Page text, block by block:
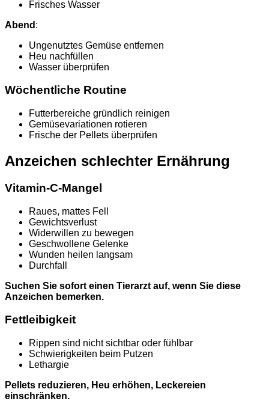
Frisches Wasser
Abend :
Ungenutztes Gemüse entfernen
Heu nachfüllen
Wasser überprüfen
Wöchentliche Routine
Futterbereiche gründlich reinigen
Gemüsevariationen rotieren
Frische der Pellets überprüfen
Anzeichen schlechter Ernährung
Vitamin-C-Mangel
Raues, mattes Fell
Gewichtsverlust
Widerwillen zu bewegen
Geschwollene Gelenke
Wunden heilen langsam
Durchfall
Suchen Sie sofort einen Tierarzt auf, wenn Sie diese
Anzeichen bemerken.
Fettleibigkeit
Rippen sind nicht sichtbar oder fühlbar
Schwierigkeiten beim Putzen
Lethargie
Pellets reduzieren, Heu erhöhen, Leckereien
einschränken.